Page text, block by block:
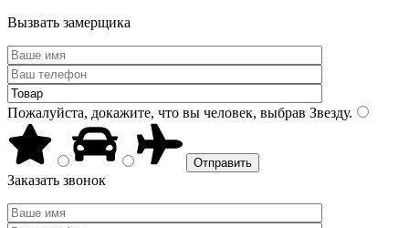
Вызвать замерщика
Пожалуйста, докажите, что вы человек, выбрав Звезду.
Заказать звонок